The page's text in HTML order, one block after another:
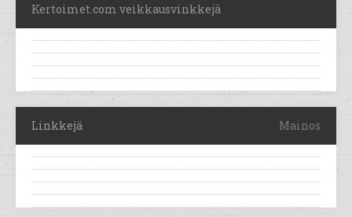
Kertoimet.com veikkausvinkkejä
Linkkejä Mainos